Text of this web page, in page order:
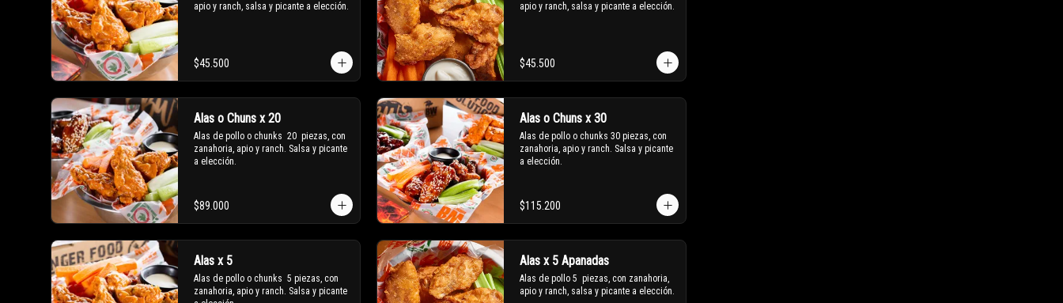
apio y ranch, salsa y picante a elección.
$45.500
apio y ranch, salsa y picante a elección.
$45.500
Alas o Chuns x 20
Alas de pollo o chunks  20  piezas, con
zanahoria, apio y ranch. Salsa y picante
a elección.
$89.000
Alas o Chuns x 30
Alas de pollo o chunks 30 piezas, con
zanahoria, apio y ranch. Salsa y picante
a elección.
$115.200
Alas x 5
Alas de pollo o chunks  5 piezas, con
zanahoria, apio y ranch. Salsa y picante
Alas x 5 Apanadas
Alas de pollo 5  piezas, con zanahoria,
apio y ranch, salsa y picante a elección.